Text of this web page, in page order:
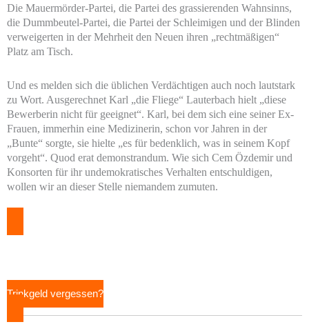
Die Mauermörder-Partei, die Partei des grassierenden Wahnsinns,
die Dummbeutel-Partei, die Partei der Schleimigen und der Blinden
verweigerten in der Mehrheit den Neuen ihren „rechtmäßigen“
Platz am Tisch.
Und es melden sich die üblichen Verdächtigen auch noch lautstark
zu Wort. Ausgerechnet Karl „die Fliege“ Lauterbach hielt „diese
Bewerberin nicht für geeignet“. Karl, bei dem sich eine seiner Ex-
Frauen, immerhin eine Medizinerin, schon vor Jahren in der
„Bunte“ sorgte, sie hielte „es für bedenklich, was in seinem Kopf
vorgeht“. Quod erat demonstrandum. Wie sich Cem Özdemir und
Konsorten für ihr undemokratisches Verhalten entschuldigen,
wollen wir an dieser Stelle niemandem zumuten.
Trinkgeld vergessen?